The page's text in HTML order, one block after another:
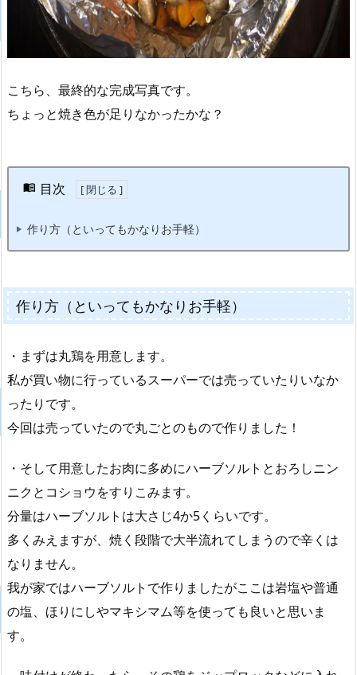
こちら、最終的な完成写真です。
ちょっと焼き色が足りなかったかな？
目次
作り方（といってもかなりお手軽）
作り方（といってもかなりお手軽）
・まずは丸鶏を用意します。
私が買い物に行っているスーパーでは売っていたりいなか
ったりです。
今回は売っていたので丸ごとのもので作りました！
・そして用意したお肉に多めにハーブソルトとおろしニン
ニクとコショウをすりこみます。
分量はハーブソルトは大さじ4か5くらいです。
多くみえますが、焼く段階で大半流れてしまうので辛くは
なりません。
我が家ではハーブソルトで作りましたがここは岩塩や普通
の塩、ほりにしやマキシマム等を使っても良いと思いま
す。